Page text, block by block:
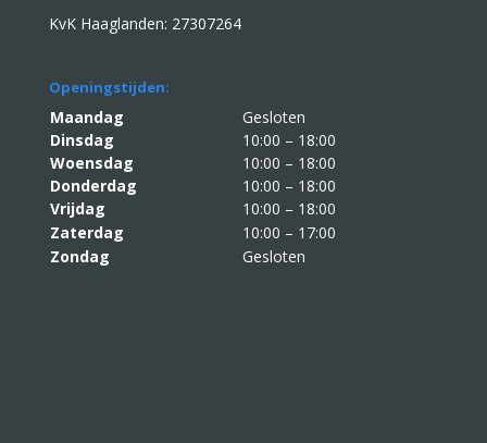
KvK Haaglanden: 27307264
Openingstijden:
Maandag
Gesloten
Dinsdag
10:00 – 18:00
Woensdag
10:00 – 18:00
Donderdag
10:00 – 18:00
Vrijdag
10:00 – 18:00
Zaterdag
10:00 – 17:00
Zondag
Gesloten